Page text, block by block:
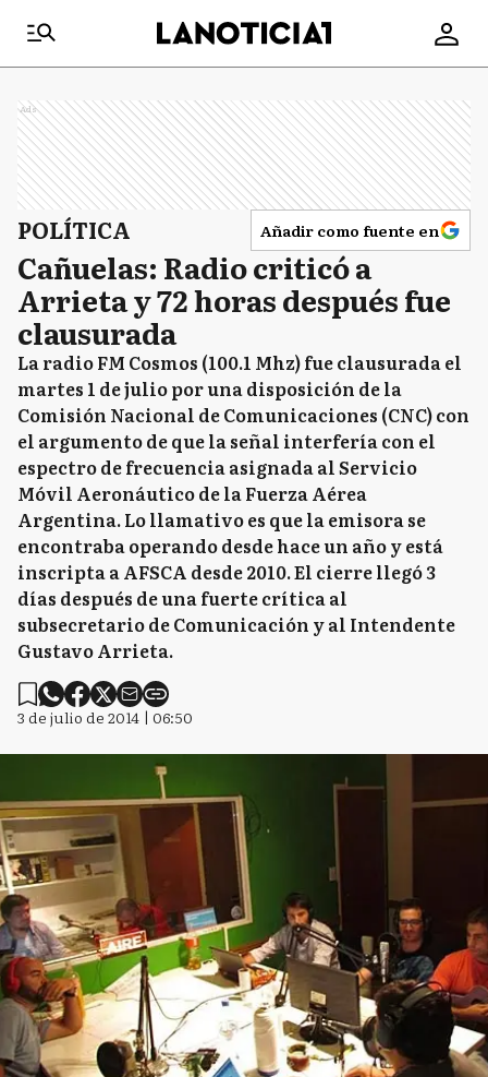
Ads
POLÍTICA Añadir como fuente en
Cañuelas: Radio criticó a
Arrieta y 72 horas después fue
clausurada
La radio FM Cosmos (100.1 Mhz) fue clausurada el
martes 1 de julio por una disposición de la
Comisión Nacional de Comunicaciones (CNC) con
el argumento de que la señal interfería con el
espectro de frecuencia asignada al Servicio
Móvil Aeronáutico de la Fuerza Aérea
Argentina. Lo llamativo es que la emisora se
encontraba operando desde hace un año y está
inscripta a AFSCA desde 2010. El cierre llegó 3
días después de una fuerte crítica al
subsecretario de Comunicación y al Intendente
Gustavo Arrieta.
3 de julio de 2014 | 06:50